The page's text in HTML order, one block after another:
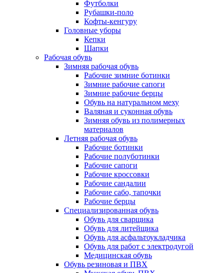
Футболки
Рубашки-поло
Кофты-кенгуру
Головные уборы
Кепки
Шапки
Рабочая обувь
Зимняя рабочая обувь
Рабочие зимние ботинки
Зимние рабочие сапоги
Зимние рабочие берцы
Обувь на натуральном меху
Валяная и суконная обувь
Зимняя обувь из полимерных
материалов
Летняя рабочая обувь
Рабочие ботинки
Рабочие полуботинки
Рабочие сапоги
Рабочие кроссовки
Рабочие сандалии
Рабочие сабо, тапочки
Рабочие берцы
Специализированная обувь
Обувь для сварщика
Обувь для литейщика
Обувь для асфальтоукладчика
Обувь для работ с электродугой
Медицинская обувь
Обувь резиновая и ПВХ